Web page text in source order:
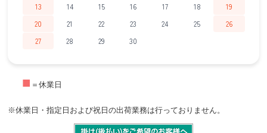
13
14 15 16 17 18
19
20
21 22 23 24 25
26
27
28 29 30
■ ＝休業日
※休業日・指定日および祝日の出荷業務は行っておりません。